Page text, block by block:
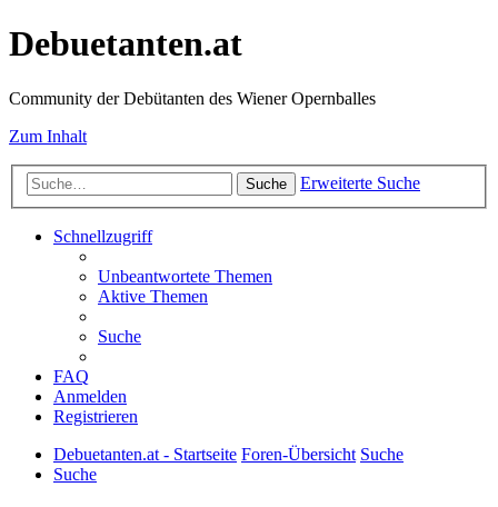
Debuetanten.at
Community der Debütanten des Wiener Opernballes
Zum Inhalt
Suche Erweiterte Suche
Schnellzugriff
Unbeantwortete Themen
Aktive Themen
Suche
FAQ
Anmelden
Registrieren
Debuetanten.at - Startseite Foren-Übersicht Suche
Suche